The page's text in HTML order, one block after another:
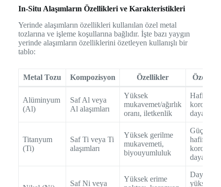
In-Situ Alaşımların Özellikleri ve Karakteristikleri
Yerinde alaşımların özellikleri kullanılan özel metal
tozlarına ve işleme koşullarına bağlıdır. İşte bazı yaygın
yerinde alaşımların özelliklerini özetleyen kullanışlı bir
tablo:
Metal Tozu Kompozisyon Özellikler
Alüminyum
(Al)
Saf Al veya
Al alaşımları
Yüksek
mukavemet/ağırlık
oranı, iletkenlik
Hafif,
dayanıklı
Titanyum
(Ti)
Saf Ti veya Ti
alaşımları
Yüksek gerilme
mukavemeti,
biyouyumluluk
Güçlü,
hafif,
dayanıklı
Saf Ni veya
Yüksek erime
yüksek